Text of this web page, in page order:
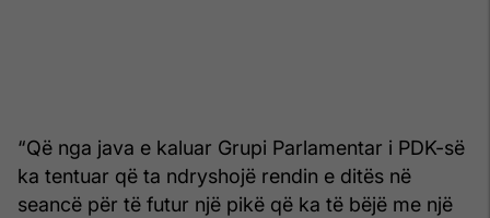
“Që nga java e kaluar Grupi Parlamentar i PDK-së
ka tentuar që ta ndryshojë rendin e ditës në
seancë për të futur një pikë që ka të bëjë me një